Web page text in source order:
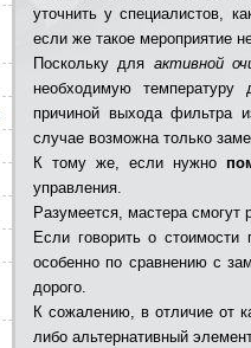
уточнить у специалистов,
если же такое мероприятие
Поскольку для активной
необходимую
причиной выхода фильтра
случае возможна только
К тому же, если нужно
управления.
Разумеется, мастера смогут
Если говорить о стоимости
особенно по сравнению с
дорого.
К сожалению, в отличие от
либо альтернативный